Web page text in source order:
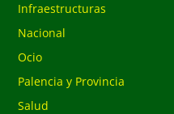
Infraestructuras
Nacional
Ocio
Palencia y Provincia
Salud